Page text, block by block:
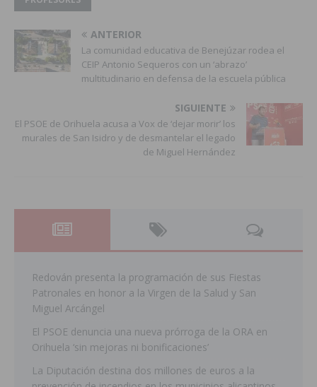
ANTERIOR
La comunidad educativa de Benejúzar rodea el
CEIP Antonio Sequeros con un ‘abrazo’
multitudinario en defensa de la escuela pública
SIGUIENTE
El PSOE de Orihuela acusa a Vox de ‘dejar morir’ los
murales de San Isidro y de desmantelar el legado
de Miguel Hernández
Redován presenta la programación de sus Fiestas
Patronales en honor a la Virgen de la Salud y San
Miguel Arcángel
El PSOE denuncia una nueva prórroga de la ORA en
Orihuela ‘sin mejoras ni bonificaciones’
La Diputación destina dos millones de euros a la